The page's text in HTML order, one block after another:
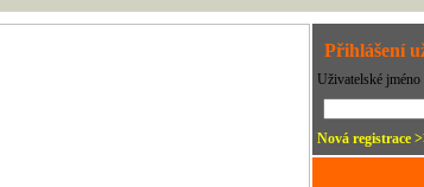
Přihlášení
Uživatelské jméno
Nová registrace